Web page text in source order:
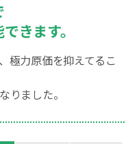
きます。
極力原価を抑えてるこ
りました。